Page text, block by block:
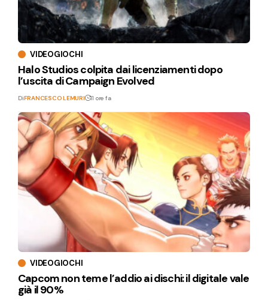
VIDEOGIOCHI
Halo Studios colpita dai licenziamenti dopo
l’uscita di Campaign Evolved
DiFRANCESCO LEMURI 11 ore fa
VIDEOGIOCHI
Capcom non teme l’addio ai dischi: il digitale vale
già il 90%